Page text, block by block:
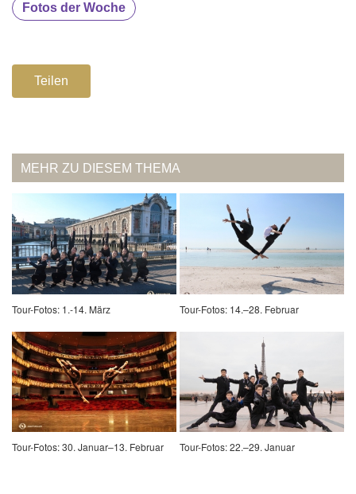
Fotos der Woche
Teilen
MEHR ZU DIESEM THEMA
Tour-Fotos: 1.-14. März Tour-Fotos: 14.–28. Februar
Tour-Fotos: 30. Januar–13. Februar Tour-Fotos: 22.–29. Januar